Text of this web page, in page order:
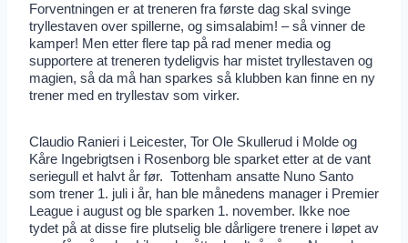
Forventningen er at treneren fra første dag skal svinge
tryllestaven over spillerne, og simsalabim! – så vinner de
kamper! Men etter flere tap på rad mener media og
supportere at treneren tydeligvis har mistet tryllestaven og
magien, så da må han sparkes så klubben kan finne en ny
trener med en tryllestav som virker.
Claudio Ranieri i Leicester, Tor Ole Skullerud i Molde og
Kåre Ingebrigtsen i Rosenborg ble sparket etter at de vant
seriegull et halvt år før. Tottenham ansatte Nuno Santo
som trener 1. juli i år, han ble månedens manager i Premier
League i august og ble sparken 1. november. Ikke noe
tydet på at disse fire plutselig ble dårligere trenere i løpet av